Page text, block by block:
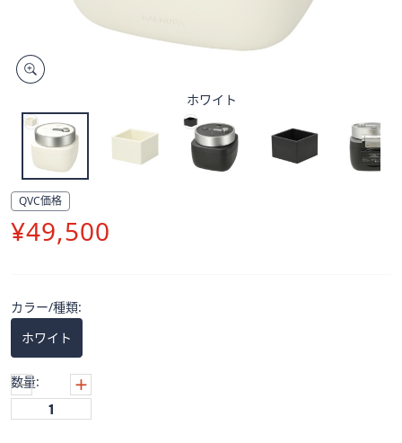
デ
バ
イ
ス
左
右
に
ス
プ
て
閲
覧
ホワイト
QVC価格
削
¥49,500
カラー/種類:
ホワイト
数量: